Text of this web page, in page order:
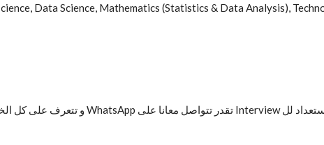
Data Science, Mathematics (Statistics & Data Analysis),